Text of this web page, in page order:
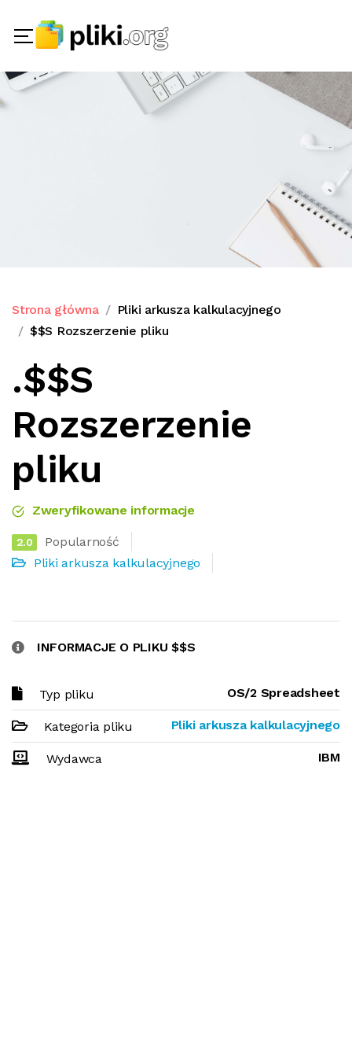
Strona główna
Pliki arkusza kalkulacyjnego
$$S Rozszerzenie pliku
.$$S
Rozszerzenie
pliku
Zweryfikowane informacje
2.0
Popularność
Pliki arkusza kalkulacyjnego
INFORMACJE O PLIKU $$S
Typ pliku OS/2 Spreadsheet
Kategoria pliku Pliki arkusza kalkulacyjnego
Wydawca IBM